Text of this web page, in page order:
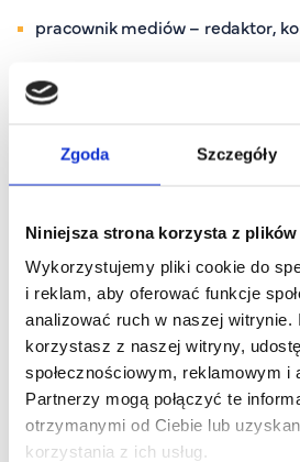
Zgoda Szczegóły
Niniejsza strona korzysta z
Wykorzystujemy pliki cookie do
i reklam, aby oferować funkcje
analizować ruch w naszej witrynie.
korzystasz z naszej witryny,
społecznościowym, reklamowym i
Partnerzy mogą połączyć te
otrzymanymi od Ciebie lub
korzystania z ich usług.
pracownikmediów – redaktor,
pracownik
działów PR,
pracownikagencji badania opinii
pracownikfirm zajmujących się
społecznych
pracownikw sektorze
międzynarodowych (po